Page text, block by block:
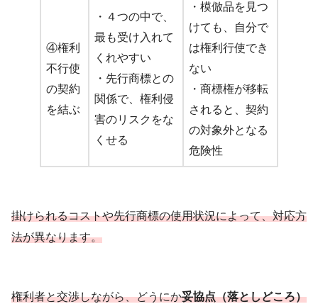
④権利
不行使
の契約
を結ぶ
・４つの中で、
最も受け入れて
くれやすい
・先行商標との
関係で、権利侵
害のリスクをな
くせる
・模倣品を見つ
けても、自分で
は権利行使でき
ない
・商標権が移転
されると、契約
の対象外となる
危険性
掛けられるコストや先行商標の使用状況によって、対応方
法が異なります。
権利者と交渉しながら、どうにか妥協点（落としどころ）